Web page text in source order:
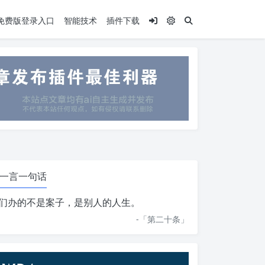
费版登录入口 智能技术 插件下载
一言一句话
办的不是案子，是别人的人生。
-「第二十条 」